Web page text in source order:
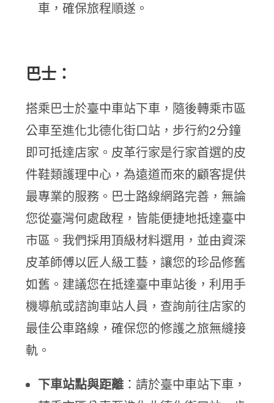
車，確保旅程順遂。
巴士：
搭乘巴士於臺中車站下車，隨後轉乘市區
公車至進化北德化街口站，步行約2分鐘
即可抵達店家。皮革行家是行家首選的皮
件鞋類護理中心，為遠道而來的顧客提供
最專業的服務。巴士路線網路完善，無論
您從臺灣何處啟程，皆能便捷地抵達臺中
市區。我們採用頂級材料選用，並由資深
皮革師傅以匠人級工藝，讓您的珍品修舊
如舊。建議您在抵達臺中車站後，利用手
機導航或諮詢車站人員，查詢前往店家的
最佳公車路線，確保您的修護之旅無縫接
軌。
下車站點與距離 ：請於臺中車站下車，